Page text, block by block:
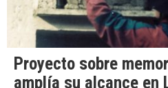
Proyecto sobre
amplía su alcance en